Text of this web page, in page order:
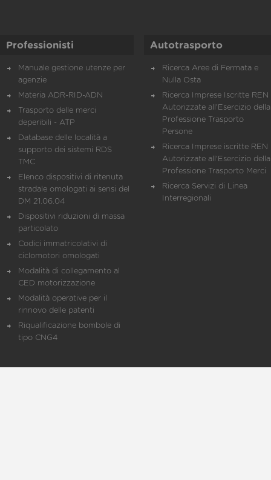
Professionisti
Manuale gestione utenze per
agenzie
Materia ADR-RID-ADN
Trasporto delle merci
deperibili - ATP
Database delle località a
supporto dei sistemi RDS
TMC
Elenco dispositivi di ritenuta
stradale omologati ai sensi del
DM 21.06.04
Dispositivi riduzioni di massa
particolato
Codici immatricolativi di
ciclomotori omologati
Modalità di collegamento al
CED motorizzazione
Modalità operative per il
rinnovo delle patenti
Riqualificazione bombole di
tipo CNG4
Autotrasporto
Ricerca Aree di Fermata e
Nulla Osta
Ricerca Imprese Iscritte REN
Autorizzate all'Esercizio della
Professione Trasporto
Persone
Ricerca Imprese iscritte REN
Autorizzate all'Esercizio della
Professione Trasporto Merci
Ricerca Servizi di Linea
Interregionali